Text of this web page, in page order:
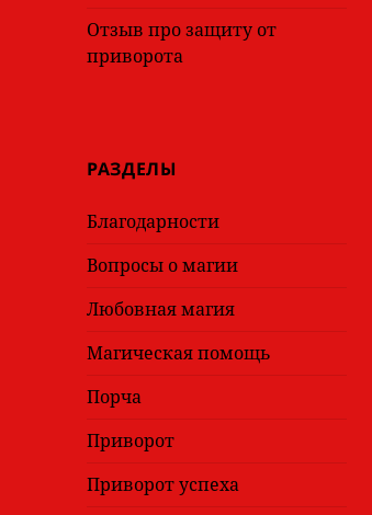
Отзыв про защиту от
приворота
РАЗДЕЛЫ
Благодарности
Вопросы о магии
Любовная магия
Магическая помощь
Порча
Приворот
Приворот успеха